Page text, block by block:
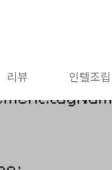
리뷰 인텔조립